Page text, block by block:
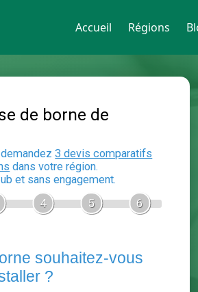
Accueil Régions
recharge
En 5 minutes, demandez
auxelectriciensdans
Gratuit, sans pub et